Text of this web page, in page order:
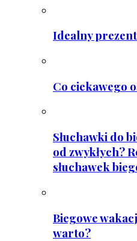
Idealny
Co ciekawego
Słuchawki do
od zwykłych?
słuchawek
Biegowe
warto?